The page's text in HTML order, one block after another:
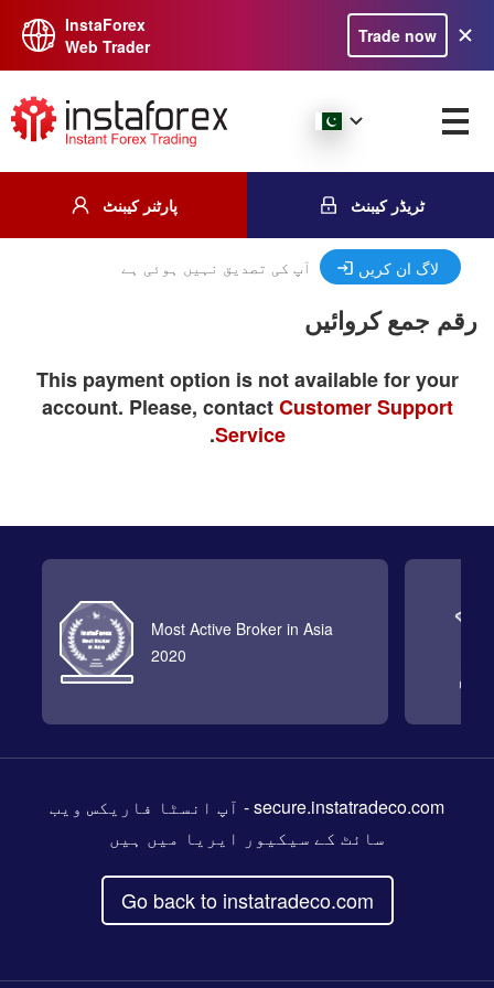
InstaForex
Web Trader
Trade now
پارٹنر کیبنٹ ٹریڈر کیبنٹ
آپ کی تصدیق نہیں ہوئی ہے لاگ ان کریں
رقم جمع کروائیں
This payment option is not available for your
account. Please, contactCustomer Support
Service
.
Most Active Broker in Asia
2020
secure.instatradeco.com- آپ انسٹا فاریکس ویب
سائٹ کے سیکیور ایریا میں ہیں
Go back to instatradeco.com